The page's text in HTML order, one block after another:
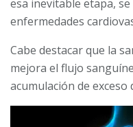
esa inevitable etapa,
enfermedades
Cabe destacar que la
mejora el flujo
acumulación de exceso